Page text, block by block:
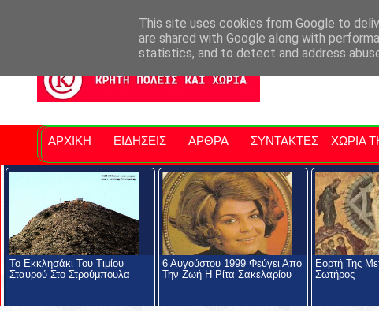
Νομός Λασιθίου Αγαπάμε Ρέθυμνο
ΑΡΧΙΚΗ ΕΙΔΗΣΕΙΣ ΑΡΘΡΑ ΣΥΝΤΑΚΤΕΣ ΧΩΡΙΑ
Το Εκκλησάκι Του Τιμίου
Σταυρού Στο Στρούμπουλα
6 Αυγούστου 1999 Φεύγει Απο
Την Ζωή Η Ρίτα Σακελαρίου
Eορτή Της
Σωτήρος
This site uses cookies from Google to
are shared with Google along with
statistics, and to detect and address